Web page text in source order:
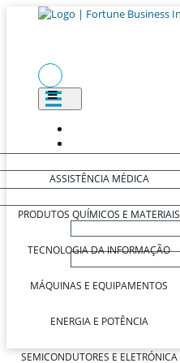
ASSISTÊNCIA MÉDICA
PRODUTOS QUÍMICOS E MATERIAIS
TECNOLOGIA DA INFORMAÇÃO
MÁQUINAS E EQUIPAMENTOS
ENERGIA E POTÊNCIA
SEMICONDUTORES E ELETRÓNICA